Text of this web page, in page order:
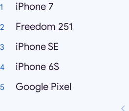
iPhone 7
Freedom 251
iPhone SE
iPhone 6S
Google Pixel